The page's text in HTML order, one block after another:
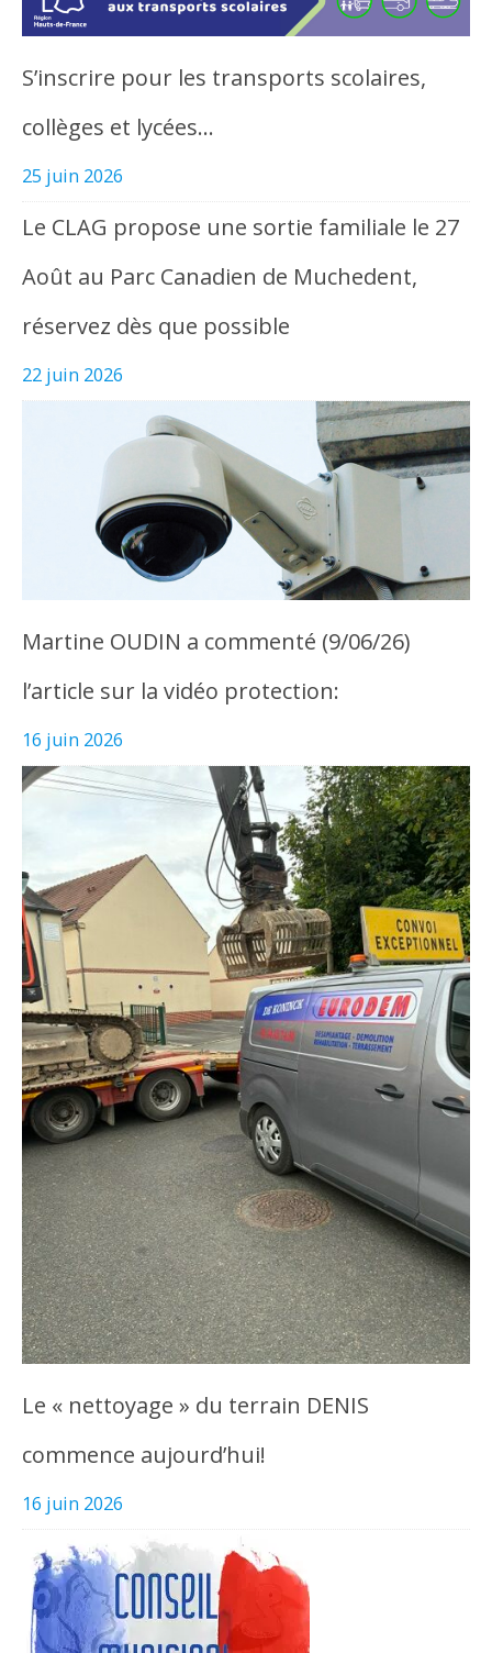
S’inscrire pour les transports scolaires,
collèges et lycées…
25 juin 2026
Le CLAG propose une sortie familiale le 27
Août au Parc Canadien de Muchedent,
réservez dès que possible
22 juin 2026
Martine OUDIN a commenté (9/06/26)
l’article sur la vidéo protection:
16 juin 2026
Le « nettoyage » du terrain DENIS
commence aujourd’hui!
16 juin 2026